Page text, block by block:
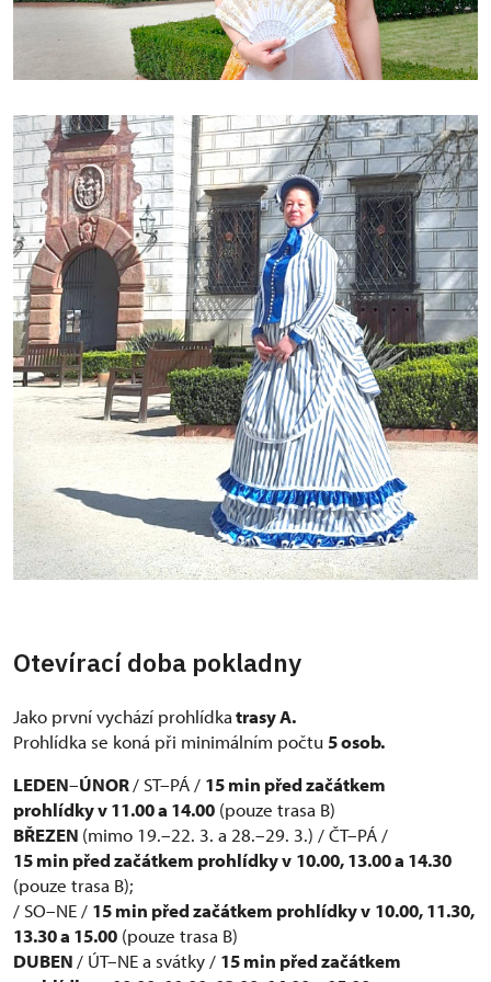
Otevírací doba pokladny
Jako první vychází prohlídkatrasy A.
Prohlídka se koná při minimálním počtu 5 osob.
LEDEN–ÚNOR/ ST–PÁ / 15 min před začátkem
prohlídky v 11.00 a 14.00 (pouze trasa B)
BŘEZEN (mimo 19.–22. 3. a 28.–29. 3.) / ČT–PÁ /
15 min před začátkem prohlídky v 10.00, 13.00 a 14.30
(pouze trasa B);
/ SO–NE / 15 min před začátkem prohlídky v 10.00, 11.30,
13.30 a 15.00 (pouze trasa B)
DUBEN / ÚT–NE a svátky / 15 min před začátkem